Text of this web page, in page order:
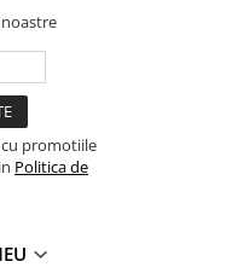
promotiile
Politica de